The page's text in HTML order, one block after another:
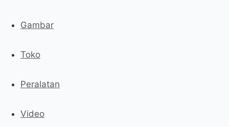
Gambar
Toko
Peralatan
Video